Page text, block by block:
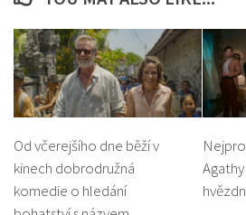
Od včerejšího dne běží v
kinech dobrodružná
komedie o hledání